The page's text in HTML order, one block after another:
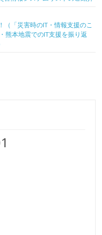
「災害時のIT・情報支援のこ
熊本地震でのIT支援を振り返